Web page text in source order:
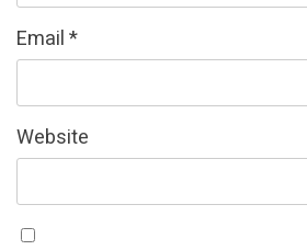
Email*
Website